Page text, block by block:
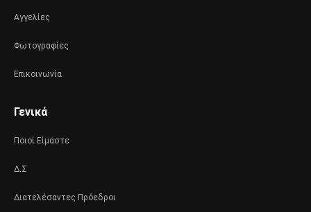
Αγγελίες
Φωτογραφίες
Επικοινωνία
Γενικά
Ποιοί Είμαστε
Δ.Σ
Διατελέσαντες Πρόεδροι